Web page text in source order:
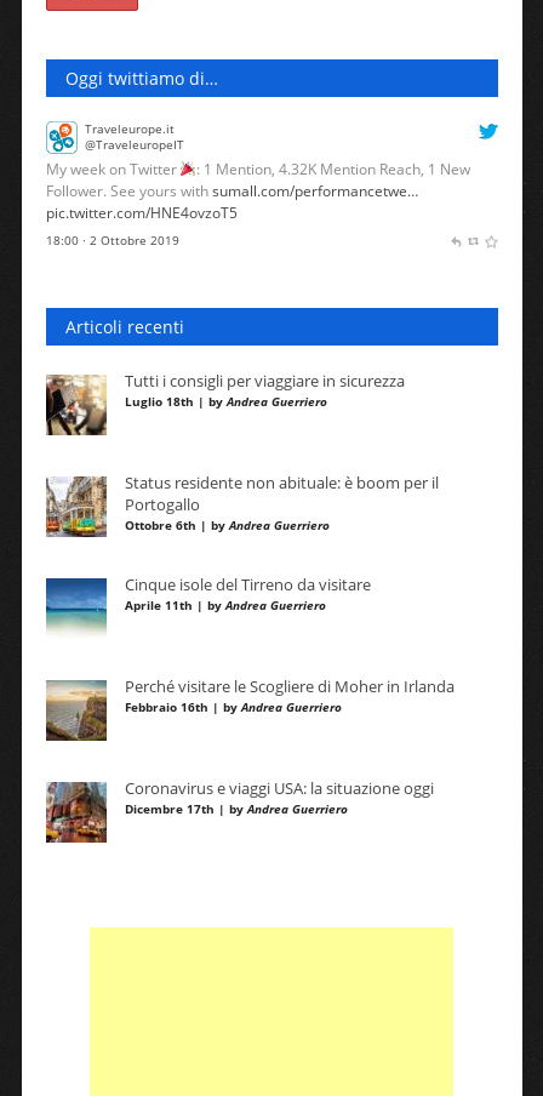
Oggi twittiamo di…
Traveleurope.it
@TraveleuropeIT
My week on Twitter
: 1 Mention, 4.32K Mention Reach, 1 New
Follower. See yours withsumall.com/performancetwe…
pic.twitter.com/HNE4ovzoT5
18:00 · 2 Ottobre 2019
Articoli recenti
Tutti i consigli per viaggiare in sicurezza
Luglio 18th | byAndrea Guerriero
Status residente non abituale: è boom per il
Portogallo
Ottobre 6th | byAndrea Guerriero
Cinque isole del Tirreno da visitare
Aprile 11th | byAndrea Guerriero
Perché visitare le Scogliere di Moher in Irlanda
Febbraio 16th | byAndrea Guerriero
Coronavirus e viaggi USA: la situazione oggi
Dicembre 17th | byAndrea Guerriero